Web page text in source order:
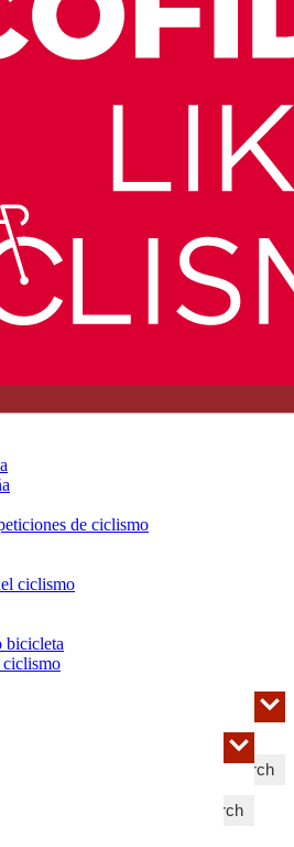
de ciclismo
ciclismo
bicicleta
ciclismo
Search
Search